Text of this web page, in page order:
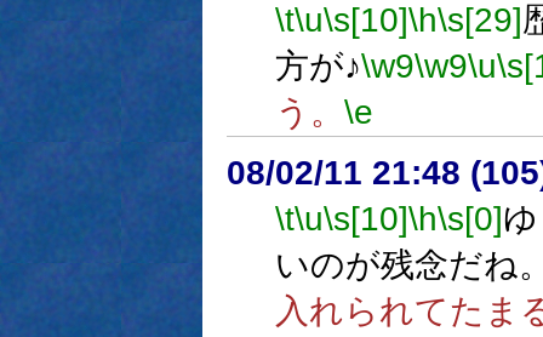
\t\u\s[10]\h\s[29]
方が♪\w9\w9\u
う。 \e
08/02/11 21:48
\t\u\s[10]\h\s[0]
いのが残念だね
入れられてたま